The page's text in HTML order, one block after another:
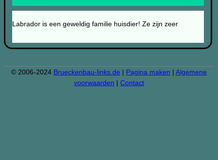
Labrador is een geweldig familie huisdier! Ze zijn zeer
© 2006-2024 Brueckenbau-links.de | Pagina maken | Algemene
voorwaarden | Contact